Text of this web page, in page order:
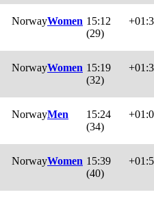
NorwayWomen 15:12
(29)
NorwayWomen 15:19
(32)
NorwayMen
15:24
(34)
NorwayWomen 15:39
(40)